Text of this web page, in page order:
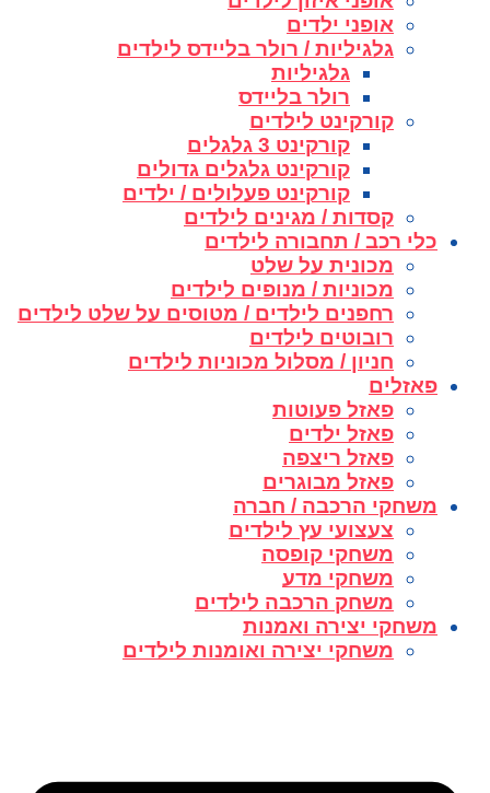
אופני ילדים
גלגיליות / רולר בליידס לילדים
גלגיליות
רולר בליידס
קורקינט לילדים
קורקינט 3 גלגלים
קורקינט גלגלים גדולים
קורקינט פעלולים / ילדים
קסדות / מגינים לילדים
כלי רכב / תחבורה לילדים
מכונית על שלט
מכוניות / מנופים לילדים
רחפנים לילדים / מטוסים על שלט לילדים
רובוטים לילדים
חניון / מסלול מכוניות לילדים
פאזלים
פאזל פעוטות
פאזל ילדים
פאזל ריצפה
פאזל מבוגרים
משחקי הרכבה / חברה
צעצועי עץ לילדים
משחקי קופסה
משחקי מדע
משחק הרכבה לילדים
משחקי יצירה ואמנות
משחקי יצירה ואומנות לילדים